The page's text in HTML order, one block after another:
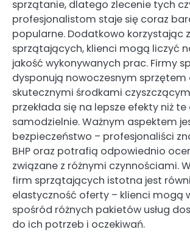
sprzątanie, dlatego zlecenie tych
profesjonalistom staje się coraz
popularne. Dodatkowo korzystając z
sprzątających, klienci mogą liczyć
jakość wykonywanych prac. Firmy
dysponują nowoczesnym sprzętem
skutecznymi środkami
przekłada się na lepsze efekty niż
samodzielnie. Ważnym aspektem
bezpieczeństwo – profesjonaliści
BHP oraz potrafią odpowiednio
związane z różnymi czynnościami.
firm sprzątających istotna jest
elastyczność oferty – klienci mogą
spośród różnych pakietów usług
do ich potrzeb i oczekiwań.